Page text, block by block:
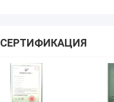
СЕРТИФИКАЦИЯ